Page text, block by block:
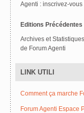
Agenti : inscrivez-vous
Editions Précédentes
Archives et
de Forum Agenti
LINK UTILI
Comment ça marche
Forum Agenti Espace